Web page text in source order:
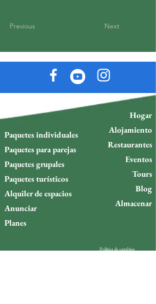
Previous Next
Paquetes individuales
Paquetes para parejas
Paquetes grupales
Paquetes turísticos
Alquiler de espacios
Anunciar
Planes
Hogar
Alojamiento
Restaurantes
Eventos
Tours
Blog
Almacenar
Política de cambios